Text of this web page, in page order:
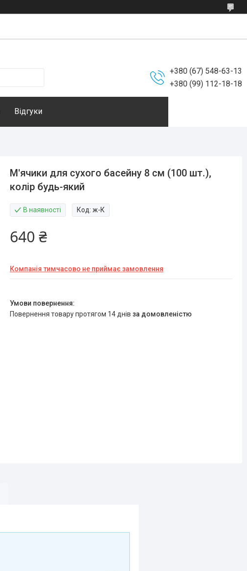
+380 (67) 548-63-13
+380 (99) 112-18-18
Відгуки
М'ячики для сухого басейну 8 см (100 шт.),
колір будь-який
В наявності Код:ж-К
640 ₴
Компанія тимчасово не приймає замовлення
повернення товару протягом 14 днів за домовленістю